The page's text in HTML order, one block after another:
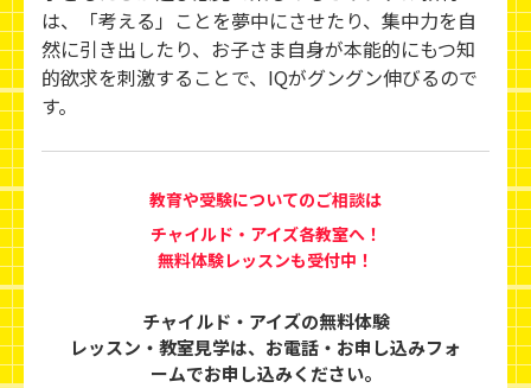
は、「考える」ことを夢中にさせたり、集中力を自
然に引き出したり、お子さま自身が本能的にもつ知
的欲求を刺激することで、IQがグングン伸びるので
す。
教育や受験についてのご相談は
チャイルド・アイズ各教室へ！
無料体験レッスンも受付中！
チャイルド・アイズの無料体験
レッスン・教室見学は、 お電話・お申し込みフォ
ームでお申し込みください。